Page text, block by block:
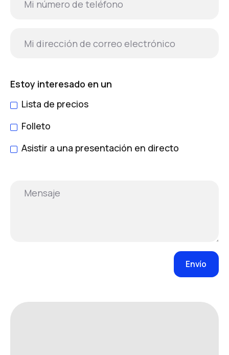
Estoy interesado en un
Lista de precios
Folleto
Asistir a una presentación en directo